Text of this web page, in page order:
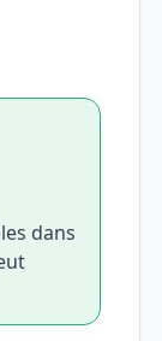
dans